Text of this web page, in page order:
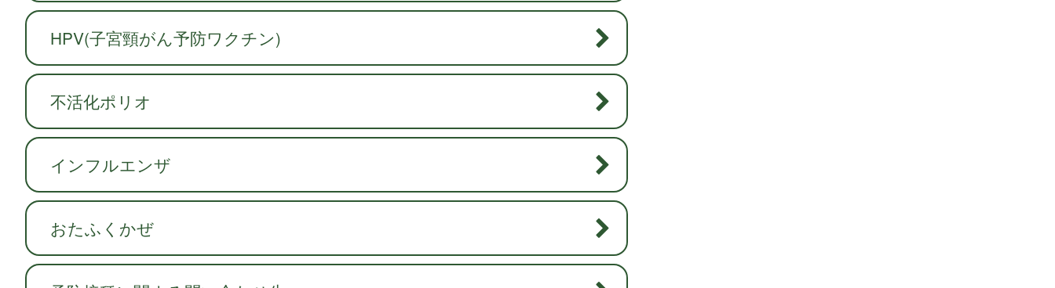
HPV(子宮頸がん予防ワクチン)
不活化ポリオ
インフルエンザ
おたふくかぜ